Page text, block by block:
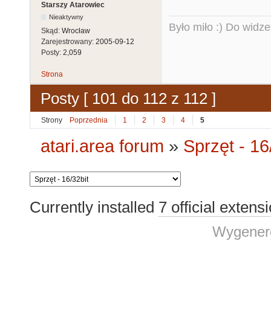
Starszy Atarowiec
Nieaktywny
Skąd: Wrocław
Zarejestrowany: 2005-09-12
Posty: 2,059
Było miło :) Do
Strona
Posty [ 101 do 112 z 112 ]
Strony Poprzednia 1 2 3 4 5
atari.area forum » Sprzęt -
Currently installed 7 official